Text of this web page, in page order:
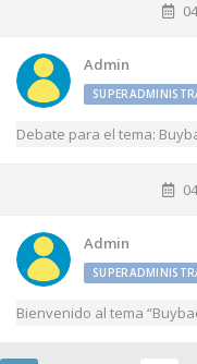
Admin
Debate para el tema:
Admin
Bienvenido al tema